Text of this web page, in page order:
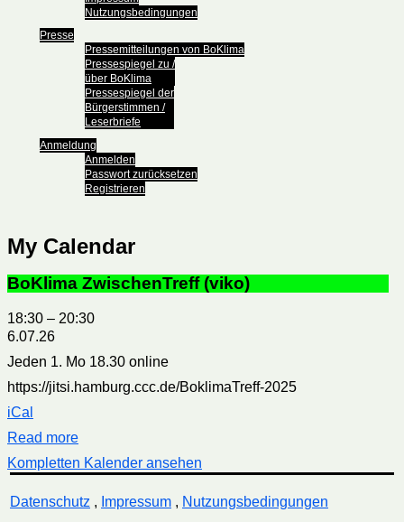
Nutzungsbedingungen
Presse
Pressemitteilungen von BoKlima
Pressespiegel zu /
über BoKlima
Pressespiegel der
Bürgerstimmen /
Leserbriefe
Anmeldung
Anmelden
Passwort zurücksetzen
Registrieren
My Calendar
BoKlima ZwischenTreff (viko)
18:30 – 20:30
6.07.26
Jeden 1. Mo 18.30 online
https://jitsi.hamburg.ccc.de/BoklimaTreff-2025
iCal
Read more
Kompletten Kalender ansehen
Datenschutz , Impressum, Nutzungsbedingungen